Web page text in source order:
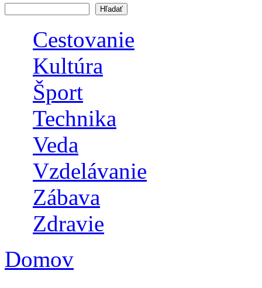
Cestovanie
Kultúra
Šport
Technika
Veda
Vzdelávanie
Zábava
Zdravie
Nachádzate sa tu
Domov